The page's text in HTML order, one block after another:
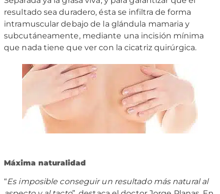
resultado sea duradero, ésta se infiltra de forma
intramuscular debajo de la glándula mamaria y
subcutáneamente, mediante una incisión mínima
que nada tiene que ver con la cicatriz quirúrgica.
Máxima naturalidad
“Es imposible conseguir un resultado más natural al